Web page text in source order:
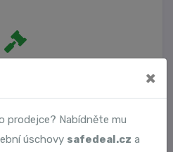
×
prodejce? Nabídněte mu
úschovy safedeal.cz a